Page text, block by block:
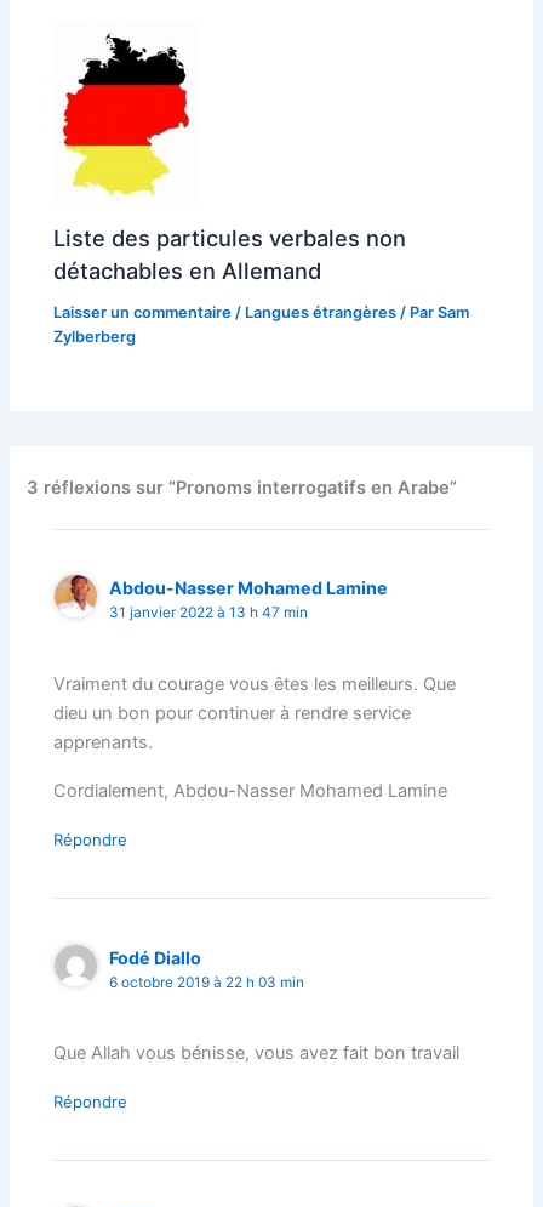
Liste des particules verbales non
détachables en Allemand
Laisser un commentaire / Langues étrangères / ParSam
Zylberberg
3 réflexions sur “Pronoms interrogatifs en Arabe”
Abdou-Nasser Mohamed Lamine
31 janvier 2022 à 13 h 47 min
Vraiment du courage vous êtes les meilleurs. Que
dieu un bon pour continuer à rendre service
apprenants.
Cordialement, Abdou-Nasser Mohamed Lamine
Répondre
Fodé Diallo
6 octobre 2019 à 22 h 03 min
Que Allah vous bénisse, vous avez fait bon travail
Répondre